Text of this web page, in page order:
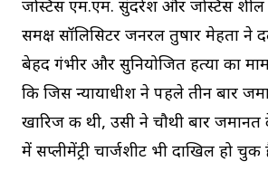
जस्टिस एम.एम. सुंदरेश और जस्टिस शील
समक्ष सॉलिसिटर जनरल तुषार मेहता ने
बेहद गंभीर और सुनियोजित हत्या का
कि जिस न्यायाधीश ने पहले तीन बार
खारिज की थी, उसी ने चौथी बार
में सप्लीमेंट्री चार्जशीट भी दाखिल हो चुकी